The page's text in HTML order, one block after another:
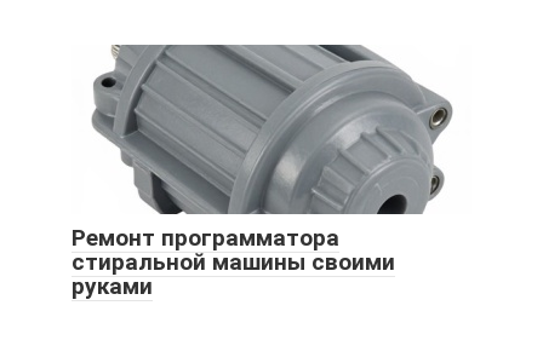
Ремонт программатора
стиральной машины своими
руками